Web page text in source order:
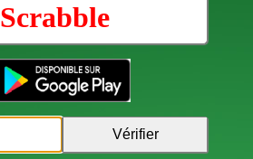
Scrabble